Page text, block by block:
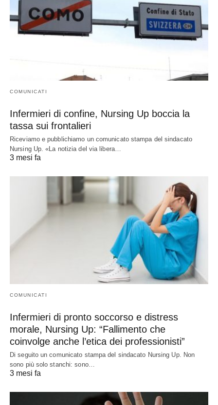
COMUNICATI
Infermieri di confine, Nursing Up boccia la
tassa sui frontalieri
Riceviamo e pubblichiamo un comunicato stampa del sindacato
Nursing Up. «La notizia del via libera…
3 mesi fa
COMUNICATI
Infermieri di pronto soccorso e distress
morale, Nursing Up: “Fallimento che
coinvolge anche l’etica dei professionisti”
Di seguito un comunicato stampa del sindacato Nursing Up. Non
sono più solo stanchi: sono…
3 mesi fa